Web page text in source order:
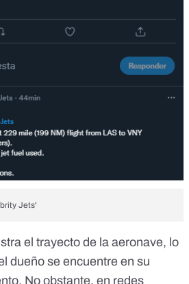
Jets'
el trayecto de la aeronave, lo
dueño se encuentre en su
No obstante, en redes